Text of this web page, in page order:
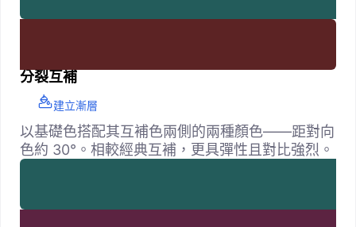
分裂互補
建立漸層
以基礎色搭配其互補色兩側的兩種顏色——距對向
色約 30°。相較經典互補，更具彈性且對比強烈。